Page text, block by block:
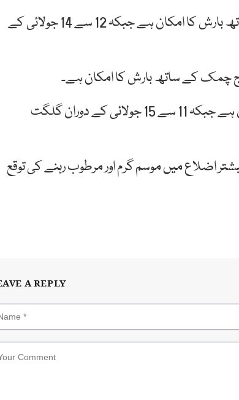
10 سے 15جولائی اٹک، چکوال، سرگودھا میں گرج چمک کے ساتھ بارش کا امکان ہے جبکہ 12 سے 14 جولائی کے
12 اور 13 جولائی کو سکھر، لاڑکانہ، عمر کوٹ میں بارش کا امکان ہے جبکہ 11 سے 15 جولائی کے دوران گلگت
کو بلوچستان کے بیشتر اضلاع میں موسم گرم اور مرطوب رہنے کی توقع
A REPLY